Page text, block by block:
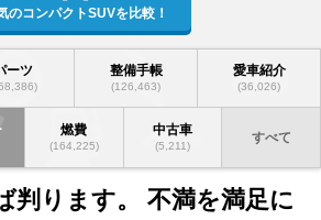
のコンパクトSUVを比較！
ーツ 整備手帳
(126,463)
愛車紹介
(36,026)
燃費
(164,225)
中古車
(5,211)
すべて
判ります。 不満を満足に